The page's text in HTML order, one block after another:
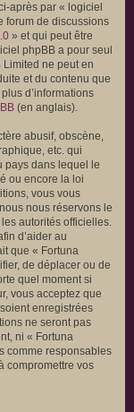
après par « logiciel
forum de discussions
» et qui peut être
phpBB a pour seul
Limited ne peut en
et du contenu que
d’informations
(en anglais).
abusif, obscène,
etc. qui
pays dans lequel le
ou encore la loi
vous vous
nous réservons le
les autorités officielles.
d’aider au
que « Fortuna
de déplacer ou de
quel moment si
vous acceptez que
enregistrées
ne seront pas
ni « Fortuna
comme responsables
compromettre vos